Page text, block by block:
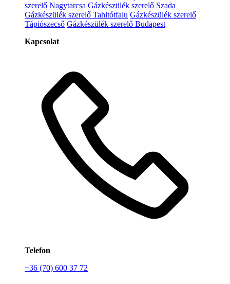
szerelő Nagytarcsa Gázkészülék szerelő Szada
Gázkészülék szerelő Tahitótfalu Gázkészülék szerelő
Tápiószecső Gázkészülék szerelő Budapest
Kapcsolat
Telefon
+36 (70) 600 37 72